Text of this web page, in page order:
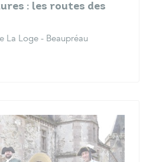
: les routes des
La Loge - Beaupréau